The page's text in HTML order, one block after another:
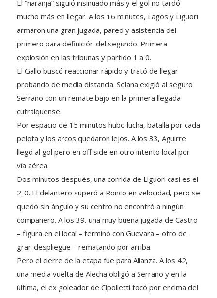
mucho más en llegar. A los 16 minutos, Lagos y Liguori
armaron una gran jugada, pared y asistencia del
primero para definición del segundo. Primera
explosión en las tribunas y partido 1 a 0.
El Gallo buscó reaccionar rápido y trató de llegar
probando de media distancia. Solana exigió al seguro
Serrano con un remate bajo en la primera llegada
cutralquense.
Por espacio de 15 minutos hubo lucha, batalla por cada
pelota y los arcos quedaron lejos. A los 33, Aguirre
llegó al gol pero en off side en otro intento local por
vía aérea.
Dos minutos después, una corrida de Liguori casi es el
2-0. El delantero superó a Ronco en velocidad, pero se
quedó sin ángulo y su centro no encontró a ningún
compañero. A los 39, una muy buena jugada de Castro
– figura en el local – terminó con Guevara – otro de
gran despliegue – rematando por arriba.
Pero el cierre de la etapa fue para Alianza. A los 42,
una media vuelta de Alecha obligó a Serrano y en la
última, el ex goleador de Cipolletti tocó por encima del
arquero en un anticipo, pero la pelota se fue por